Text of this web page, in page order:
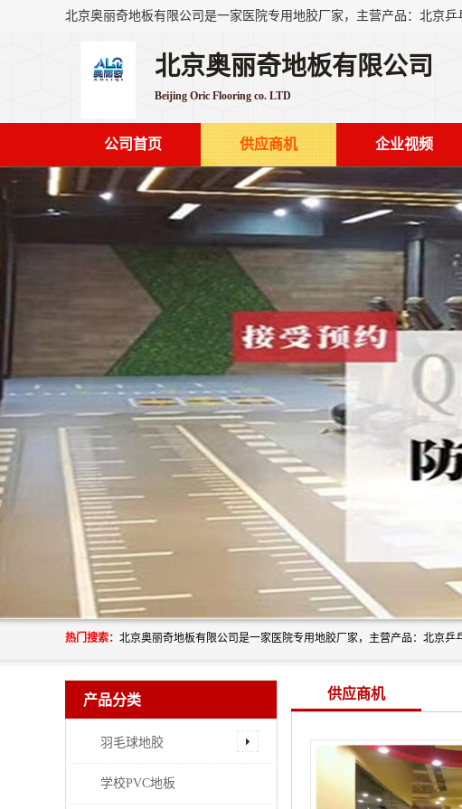
北京奥丽奇地板有限公司
Beijing Oric Flooring co. LTD
公司首页 供应商机 企业视频
热门搜索：
产品分类
羽毛球地胶
学校PVC地板
供应商机